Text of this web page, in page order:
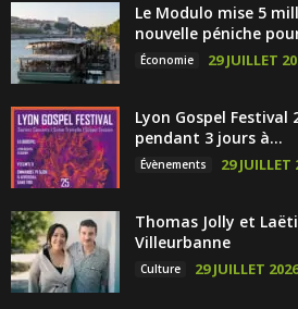
Le Modulo mise 5
nouvelle péniche
Économie 29 JUILLET
Lyon Gospel Festival
pendant 3 jours à...
Évènements 29 JUILLET
Thomas Jolly et
Villeurbanne
Culture 29 JUILLET 2026